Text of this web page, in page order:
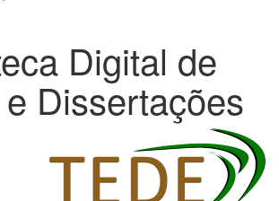
Digital de
Dissertações